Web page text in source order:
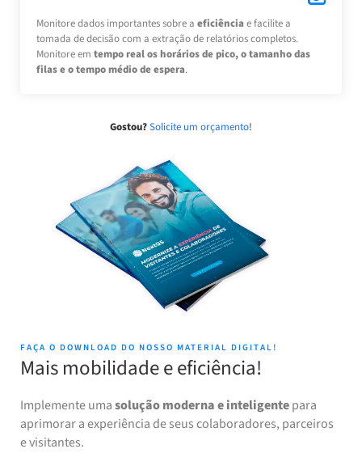
Monitore dados importantes sobre a eficiência e facilite a
tomada de decisão com a extração de relatórios completos.
Monitore em tempo real os horários de pico, o tamanho das
filas e o tempo médio de espera.
Gostou?Solicite um orçamento!
FAÇA O DOWNLOAD DO NOSSO MATERIAL DIGITAL!
Mais mobilidade e eficiência!
Implemente umasolução moderna e inteligentepara
aprimorar a experiência de seus colaboradores, parceiros
e visitantes.